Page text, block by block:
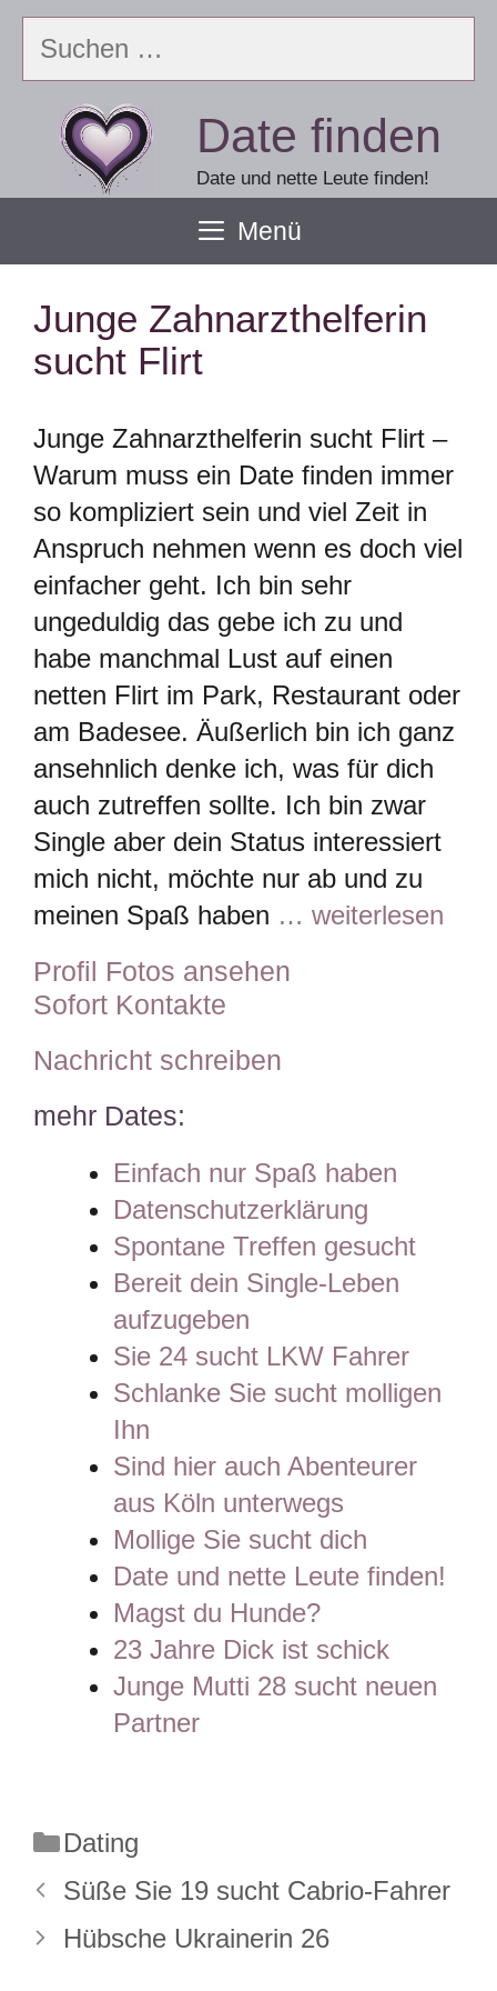
Zum
Inhalt
springen
Suchen
Date finden
Date und nette Leute finden!
Menü
Junge Zahnarzthelferin
sucht Flirt
Junge Zahnarzthelferin sucht Flirt –
Warum muss ein Date finden immer
so kompliziert sein und viel Zeit in
Anspruch nehmen wenn es doch viel
einfacher geht. Ich bin sehr
ungeduldig das gebe ich zu und
habe manchmal Lust auf einen
netten Flirt im Park, Restaurant oder
am Badesee. Äußerlich bin ich ganz
ansehnlich denke ich, was für dich
auch zutreffen sollte. Ich bin zwar
Single aber dein Status interessiert
mich nicht, möchte nur ab und zu
meinen Spaß haben … weiterlesen
Profil Fotos ansehen
Sofort Kontakte
Nachricht schreiben
mehr Dates:
Einfach nur Spaß haben
Datenschutzerklärung
Spontane Treffen gesucht
Bereit dein Single-Leben
aufzugeben
Sie 24 sucht LKW Fahrer
Schlanke Sie sucht molligen
Ihn
Sind hier auch Abenteurer
aus Köln unterwegs
Mollige Sie sucht dich
Date und nette Leute finden!
Magst du Hunde?
23 Jahre Dick ist schick
Junge Mutti 28 sucht neuen
Partner
Kategorien
Dating
Süße Sie 19 sucht Cabrio-Fahrer
Hübsche Ukrainerin 26